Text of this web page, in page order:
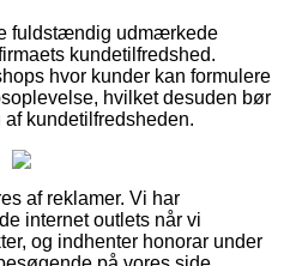
fuldstændig udmærkede
kundetilfredshed.
hvor kunder kan formulere
hvilket desuden bør
kundetilfredsheden.
af reklamer. Vi har
internet outlets når vi
og indhenter honorar under